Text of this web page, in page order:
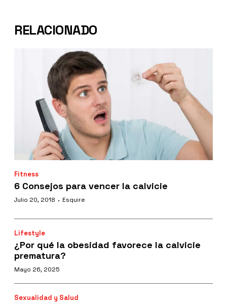
RELACIONADO
Fitness
6 Consejos para vencer la calvicie
Julio 20, 2018 · Esquire
Lifestyle
¿Por qué la obesidad favorece la calvicie
prematura?
Mayo 26, 2025
Sexualidad y Salud